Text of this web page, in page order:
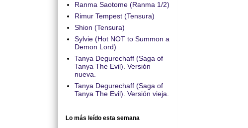
Ranma Saotome (Ranma 1/2)
Rimur Tempest (Tensura)
Shion (Tensura)
Sylvie (Hot NOT to Summon a
Demon Lord)
Tanya Degurechaff (Saga of
Tanya The Evil). Versión
nueva.
Tanya Degurechaff (Saga of
Tanya The Evil). Versión vieja.
Lo más leído esta semana